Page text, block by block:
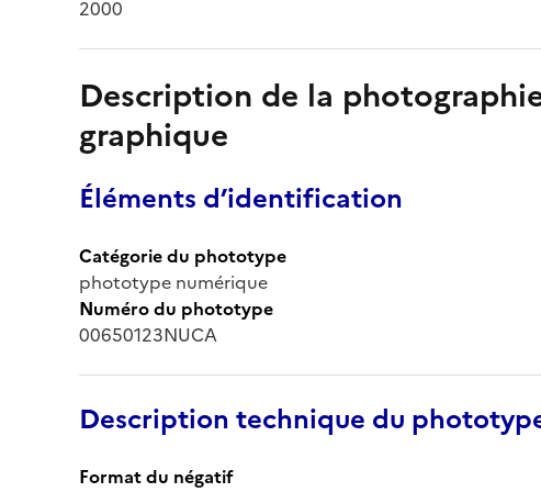
2000
Description de la
graphique
Éléments d’identification
Catégorie du phototype
phototype numérique
Numéro du phototype
00650123NUCA
Description technique du
Format du négatif